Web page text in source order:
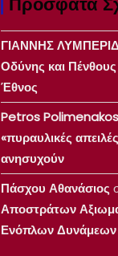
ΓΙΑΝΝΗΣ
Οδύνης και
Έθνος
Petros Polimenakos
«πυραυλικές
ανησυχούν
Πάσχου Αθανάσιος
Αποστράτων
Ενόπλων Δυνάμεων